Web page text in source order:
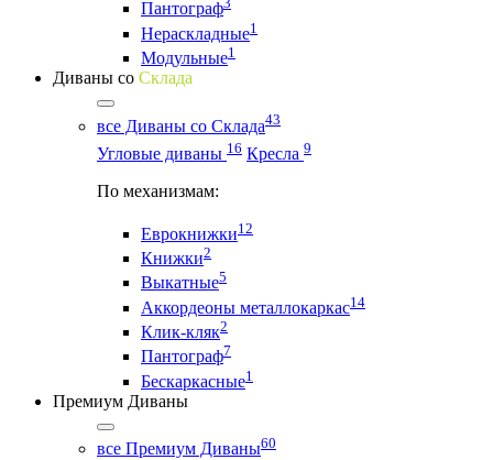
Пантограф
Нераскладные1
Модульные1
Диваны со Склада
все Диваны со Склада43
Угловые диваны 16 Кресла 9
По механизмам:
Еврокнижки12
Книжки2
Выкатные5
Аккордеоны металлокаркас14
Клик-кляк2
Пантограф7
Бескаркасные1
Премиум Диваны
все Премиум Диваны60